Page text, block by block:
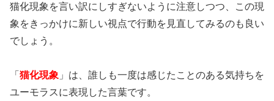
猫化現象を言い訳にしすぎないように注意しつつ、この現
象をきっかけに新しい視点で行動を見直してみるのも良い
でしょう。
「 猫化現象 」は、誰しも一度は感じたことのある気持ちを
ユーモラスに表現した言葉です。